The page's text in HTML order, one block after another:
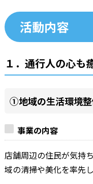
活動内容
１．通行人の心も
①地域の生活環境
事業の内容
店舗周辺の住民が気持
域の清掃や美化を率先